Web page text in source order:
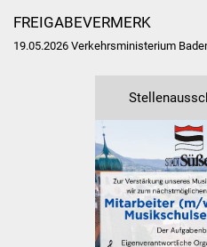
FREIGABEVERMERK
19.05.2026 Verkehrsministerium